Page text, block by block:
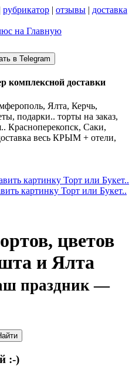
рубрикатор | отзывы | доставка
в Telegram
комплексной доставки
Ялта, Керчь,
подарки.. торты на заказ,
Красноперекопск, Саки,
весь КРЫМ + отели,
цветов
и Ялта
праздник —
:-)